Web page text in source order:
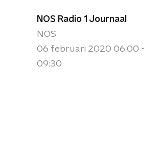
NOS Radio 1 Journaal
NOS
06 februari 2020 06:00 -
09:30